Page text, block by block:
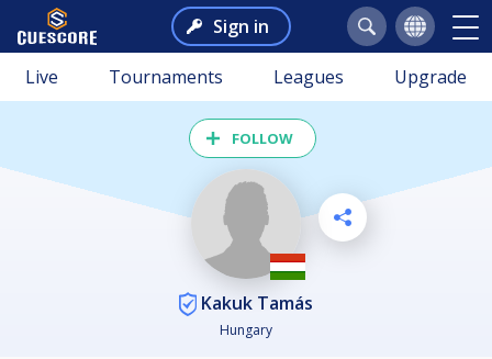
Sign in
Live Tournaments Leagues Upgrade
FOLLOW
Kakuk Tamás
Hungary